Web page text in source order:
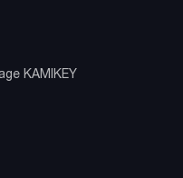
KAMIKEY